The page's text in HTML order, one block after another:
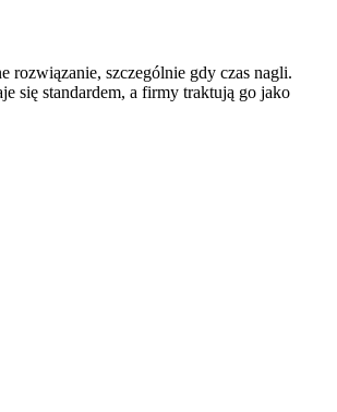
rozwiązanie, szczególnie gdy czas nagli.
się standardem, a firmy traktują go jako